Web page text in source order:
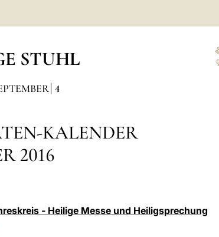
STUHL
4
KALENDER
2016
- Heilige Messe und Heiligsprechung